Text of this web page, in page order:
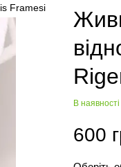
В наявності
600